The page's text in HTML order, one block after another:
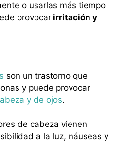
o usarlas más tiempo
provocar irritación y
son un trastorno que
y puede provocar
y de ojos.
de cabeza vienen
a la luz, náuseas y